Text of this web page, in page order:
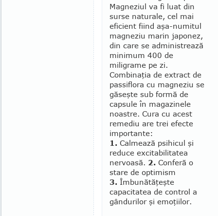
Magneziul va fi luat din
surse naturale, cel mai
eficient fiind aşa-numitul
magneziu marin japonez,
din care se administrează
minimum 400 de
miligrame pe zi.
Combinaţia de extract de
passiflora cu mag­neziu se
găseşte sub formă de
capsule în magazinele
noastre. Cura cu acest
remediu are trei efecte
importante:
1. Calmează psihicul şi
reduce excitabilitatea
nervoasă. 2. Conferă o
stare de opti­mism
3. Îmbunătăţeşte
capacitatea de control a
gândurilor şi emoţiilor.